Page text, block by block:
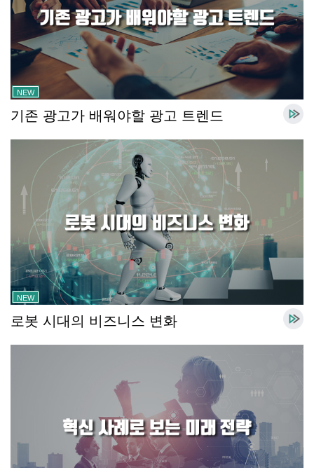
NEW
기존 광고가 배워야할 광고 트렌드
NEW
로봇 시대의 비즈니스 변화